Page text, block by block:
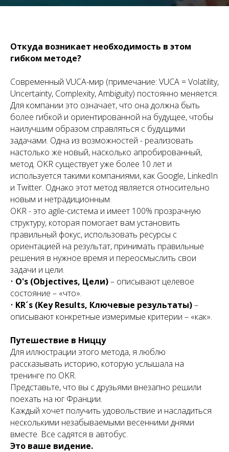
Откуда возникает необходимость в этом
гибком методе?
Современный VUCA-мир (примечание: VUCA = Volatility,
Uncertainty, Complexity, Ambiguity) постоянно меняется.
Для компании это означает, что она должна быть
более гибкой и ориентированной на будущее, чтобы
наилучшим образом справляться с будущими
задачами. Одна из возможностей - реализовать
настолько же новый, насколько апробированный,
метод. OKR существует уже более 10 лет и
используется такими компаниями, как Google, LinkedIn
и Twitter. Однако этот метод является относительно
новым и нетрадиционным.
OKR - это agile-система и имеет 100% прозрачную
структуру, которая помогает вам установить
правильный фокус, использовать ресурсы с
ориентацией на результат, принимать правильные
решения в нужное время и переосмыслить свои
задачи и цели.
• O's (Objectives, Цели)– описывают целевое
состояние – «что».
• KR´s (Key Results, Ключевые результаты)–
описывают конкретные измеримые критерии – «как».
Путешествие в Ниццу
Для иллюстрации этого метода, я люблю
рассказывать историю, которую услышала на
тренинге по OKR.
Представьте, что вы с друзьями внезапно решили
поехать на юг Франции.
Каждый хочет получить удовольствие и насладиться
несколькими незабываемыми весенними днями
вместе. Все садятся в автобус.
Это ваше видение.